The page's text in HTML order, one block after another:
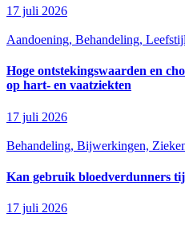
17 juli 2026
Aandoening, Behandeling,
Hoge ontstekingswaarden en
op hart- en vaatziekten
17 juli 2026
Behandeling, Bijwerkingen,
Kan gebruik bloedverdunners
17 juli 2026